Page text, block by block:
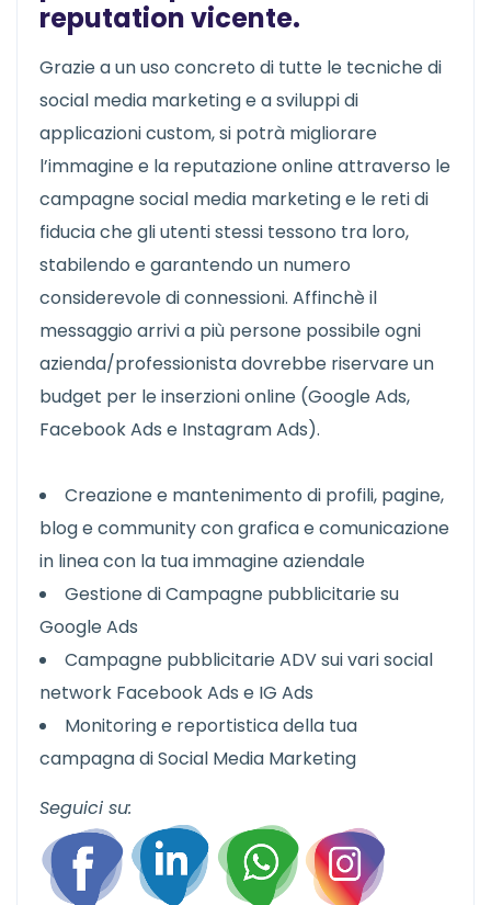
reputation vicente.
Grazie a un uso concreto di tutte le tecniche di
social media marketing e a sviluppi di
applicazioni custom, si potrà migliorare
l’immagine e la reputazione online attraverso le
campagne social media marketing e le reti di
fiducia che gli utenti stessi tessono tra loro,
stabilendo e garantendo un numero
considerevole di connessioni. Affinchè il
messaggio arrivi a più persone possibile ogni
azienda/professionista dovrebbe riservare un
budget per le inserzioni online (Google Ads,
Facebook Ads e Instagram Ads).
Creazione e mantenimento di profili, pagine,
blog e community con grafica e comunicazione
in linea con la tua immagine aziendale
Gestione di Campagne pubblicitarie su
Google Ads
Campagne pubblicitarie ADV sui vari social
network Facebook Ads e IG Ads
Monitoring e reportistica della tua
campagna di Social Media Marketing
Seguici su: